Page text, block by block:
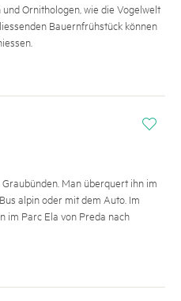
Ornithologen, wie die Vogelwelt
Bauernfrühstück können
i
Man überquert ihn im
alpin oder mit dem Auto. Im
im Parc Ela von Preda nach